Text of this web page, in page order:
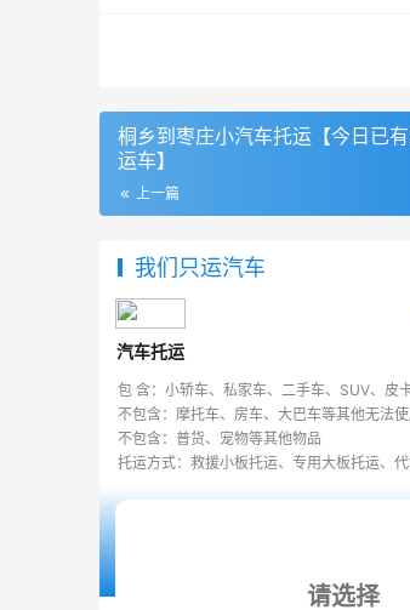
桐乡到枣庄小汽车托运【今日已
运车】
上一篇
我们只运汽车
汽车托运
包 含：小轿车、私家车、二手车、SUV、皮
不包含：摩托车、房车、大巴车等其他无法
不包含：普货、宠物等其他物品
托运方式：救援小板托运、专用大板托运、